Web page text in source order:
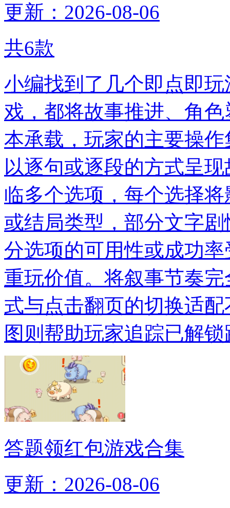
更新：2026-08-06
共6款
小编找到了几个即点即
戏，都将故事推进、角
本承载，玩家的主要操
以逐句或逐段的方式呈
临多个选项，每个选择
或结局类型，部分文字
分选项的可用性或成功
重玩价值。将叙事节奏
式与点击翻页的切换适
图则帮助玩家追踪已解
答题领红包游戏合集
更新：2026-08-06